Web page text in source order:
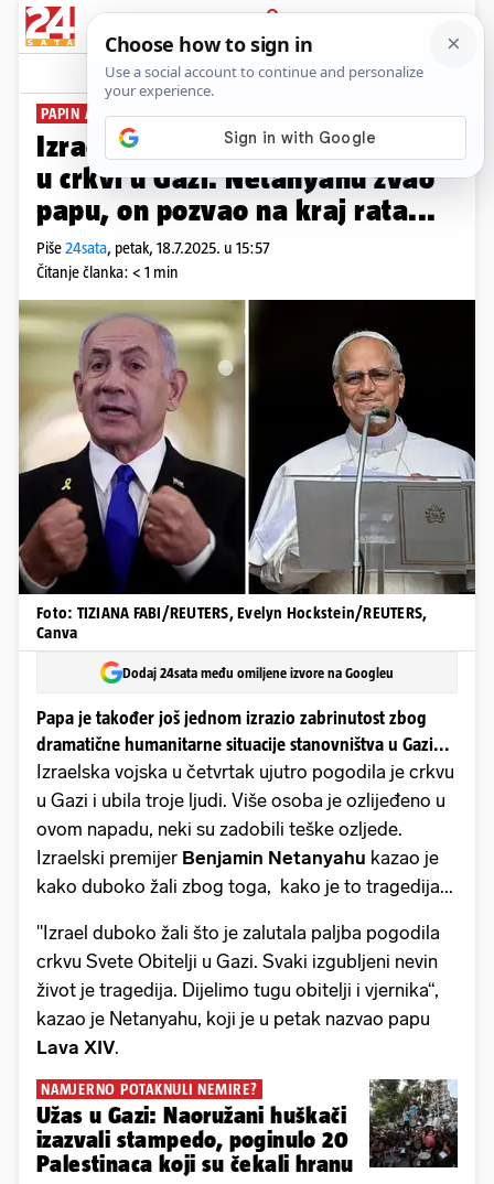
PRIJAVA
News Komentari
PAPIN APEL
Izrael u četvrtak ubio troje ljudi
u crkvi u Gazi. Netanyahu zvao
papu, on pozvao na kraj rata...
Piše24sata, petak, 18.7.2025. u 15:57
Čitanje članka: < 1 min
Foto: TIZIANA FABI/REUTERS, Evelyn Hockstein/REUTERS,
Canva
Dodaj 24sata među omiljene izvore na Googleu
Papa je također još jednom izrazio zabrinutost zbog
dramatične humanitarne situacije stanovništva u Gazi...
Izraelska vojska u četvrtak ujutro pogodila je crkvu
u Gazi i ubila troje ljudi. Više osoba je ozlijeđeno u
ovom napadu, neki su zadobili teške ozljede.
Izraelski premijer Benjamin Netanyahu kazao je
kako duboko žali zbog toga, kako je to tragedija...
"Izrael duboko žali što je zalutala paljba pogodila
crkvu Svete Obitelji u Gazi. Svaki izgubljeni nevin
život je tragedija. Dijelimo tugu obitelji i vjernika“,
kazao je Netanyahu, koji je u petak nazvao papu
Lava XIV.
NAMJERNO POTAKNULI NEMIRE?
Užas u Gazi: Naoružani huškači
izazvali stampedo, poginulo 20
Palestinaca koji su čekali hranu